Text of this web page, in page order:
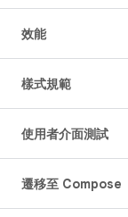
效能
樣式規範
使用者介面測試
遷移至 Compose